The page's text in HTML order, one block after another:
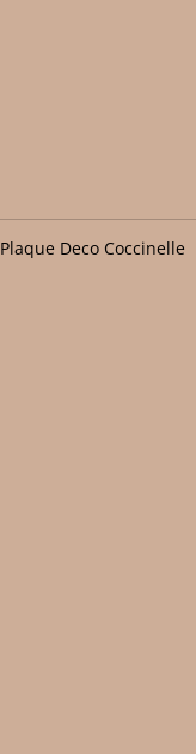
Plaque Deco Coccinelle